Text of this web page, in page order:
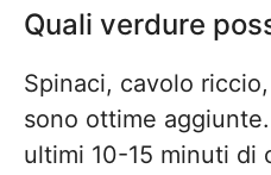
Quali verdure
Spinaci, cavolo
sono ottime
ultimi 10-15 minuti di